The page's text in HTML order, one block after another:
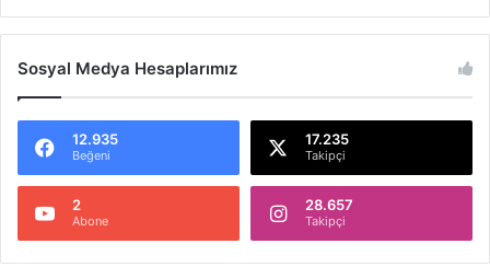
Sosyal Medya Hesaplarımız
12.935
Beğeni
17.235
Takipçi
2
Abone
28.657
Takipçi